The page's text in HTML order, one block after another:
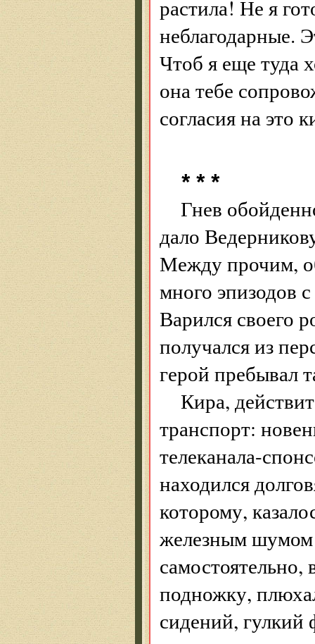
растила! Не я
неблагодарные.
Чтоб я еще туда
она тебе
согласия на это
* * *
Гнев
дало
Между прочим,
много эпизодов
Варился своего
получался из
герой пребывал
Кира,
транспорт:
телеканала-
находился
которому,
железным шумом
подножку,
сидений, гулкий